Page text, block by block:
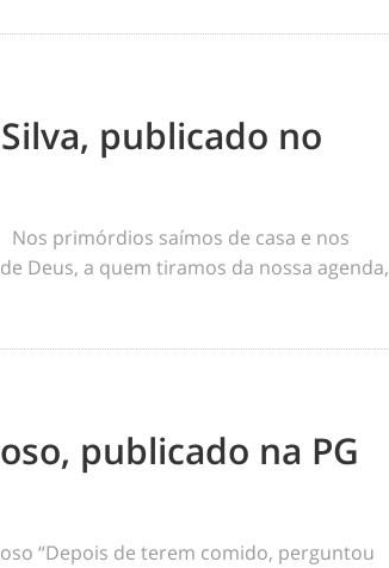
publicado no
primórdios saímos de casa e nos
Deus, a quem tiramos da nossa agenda,
publicado na PG
“Depois de terem comido, perguntou